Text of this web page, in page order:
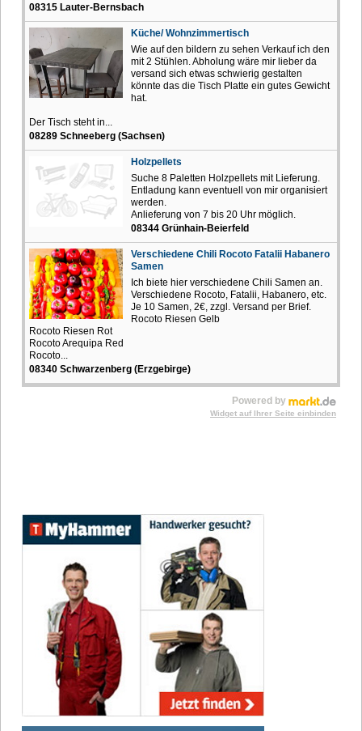
08315 Lauter-Bernsbach
Küche/ Wohnzimmertisch
Wie auf den bildern zu sehen Verkauf ich den
mit 2 Stühlen. Abholung wäre mir lieber da
versand sich etwas schwierig gestalten
könnte das die Tisch Platte ein gutes Gewicht
hat.
Der Tisch steht in...
08289 Schneeberg (Sachsen)
Holzpellets
Suche 8 Paletten Holzpellets mit Lieferung.
Entladung kann eventuell von mir organisiert
werden.
Anlieferung von 7 bis 20 Uhr möglich.
08344 Grünhain-Beierfeld
Verschiedene Chili Rocoto Fatalii Habanero
Samen
Ich biete hier verschiedene Chili Samen an.
Verschiedene Rocoto, Fatalii, Habanero, etc.
Je 10 Samen, 2€, zzgl. Versand per Brief.
Rocoto Riesen Gelb
Rocoto Riesen Rot
Rocoto Arequipa Red
Rocoto...
08340 Schwarzenberg (Erzgebirge)
Powered by
Widget auf Ihrer Seite einbinden